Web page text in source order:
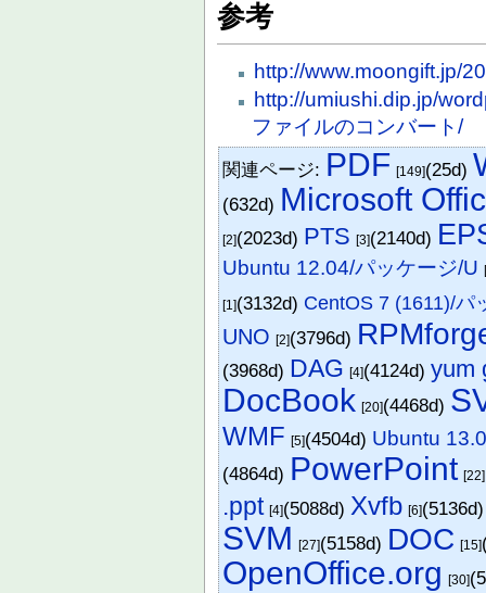
参考
http://www.moongift.jp/
http://umiushi.dip.jp/
ファイルのコンバート/
関連ページ: PDF [149](25d)
(632d) Microsoft
[2](2023d) PTS [3](2140d)
Ubuntu 12.04/パッケージ/U
[1](3132d) CentOS 7 (1611)/パ
UNO [2](3796d)
(3968d) DAG [4](4124d)yum
DocBook [20](4468d)
WMF [5](4504d) Ubuntu
(4864d) PowerPoint [22]
.ppt [4](5088d)Xvfb [6]
SVM [27](5158d) DOC [15]
OpenOffice.org [30]